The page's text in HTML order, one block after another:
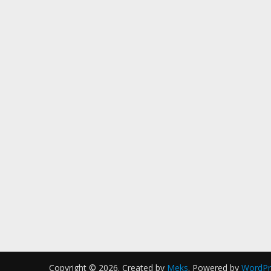
Copyright © 2026. Created by Meks. Powered by